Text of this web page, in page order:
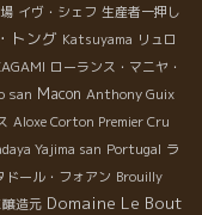
イヴ・シェフ 生産者一押し
トング Katsuyama リュロ
ローランス・マニヤ・
san Macon Anthony Guix
Aloxe Corton Premier Cru
Yajima san Portugal ラ
ドール・フォアン Brouilly
造元 Domaine Le Bout